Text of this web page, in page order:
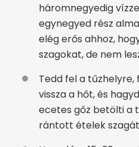
háromnegyedig
egynegyed rész
elég erős ahhoz,
szagokat, de nem
Tedd fel a
vissza a hőt, és
ecetes gőz betölti a
rántott ételek